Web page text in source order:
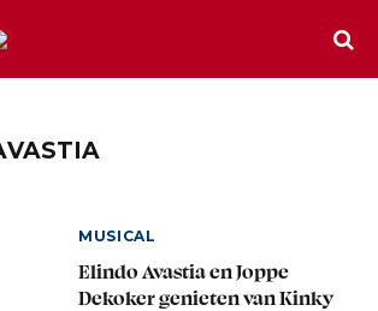
MUSICAL
Elindo Avastia en Joppe
Dekoker genieten van Kinky